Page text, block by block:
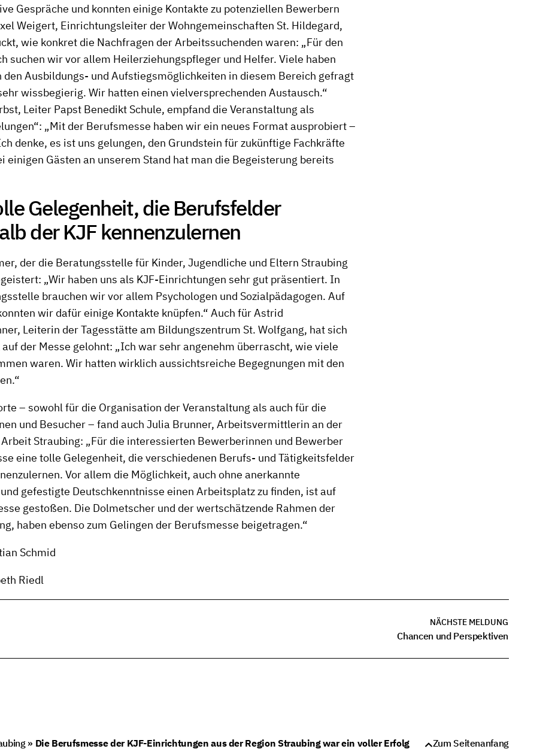
Gespräche und konnten einige Kontakte zu potenziellen Bewerbern
Weigert, Einrichtungsleiter der Wohngemeinschaften St. Hildegard,
wie konkret die Nachfragen der Arbeitssuchenden waren: „Für den
suchen wir vor allem Heilerziehungspfleger und Helfer. Viele haben
den Ausbildungs- und Aufstiegsmöglichkeiten in diesem Bereich gefragt
wissbegierig. Wir hatten einen vielversprechenden Austausch.“
Leiter Papst Benedikt Schule, empfand die Veranstaltung als
„Mit der Berufsmesse haben wir ein neues Format ausprobiert –
denke, es ist uns gelungen, den Grundstein für zukünftige Fachkräfte
einigen Gästen an unserem Stand hat man die Begeisterung bereits
Gelegenheit, die Berufsfelder
der KJF kennenzulernen
der die Beratungsstelle für Kinder, Jugendliche und Eltern Straubing
„Wir haben uns als KJF-Einrichtungen sehr gut präsentiert. In
brauchen wir vor allem Psychologen und Sozialpädagogen. Auf
wir dafür einige Kontakte knüpfen.“ Auch für Astrid
Leiterin der Tagesstätte am Bildungszentrum St. Wolfgang, hat sich
auf der Messe gelohnt: „Ich war sehr angenehm überrascht, wie viele
waren. Wir hatten wirklich aussichtsreiche Begegnungen mit den
– sowohl für die Organisation der Veranstaltung als auch für die
und Besucher – fand auch Julia Brunner, Arbeitsvermittlerin an der
Straubing: „Für die interessierten Bewerberinnen und Bewerber
eine tolle Gelegenheit, die verschiedenen Berufs- und Tätigkeitsfelder
Vor allem die Möglichkeit, auch ohne anerkannte
gefestigte Deutschkenntnisse einen Arbeitsplatz zu finden, ist auf
gestoßen. Die Dolmetscher und der wertschätzende Rahmen der
haben ebenso zum Gelingen der Berufsmesse beigetragen.“
Schmid
Riedl
NÄCHSTE MELDUNG
Chancen und Perspektiven
» Die Berufsmesse der KJF-Einrichtungen aus der Region Straubing war ein voller Erfolg Zum Seitenanfang